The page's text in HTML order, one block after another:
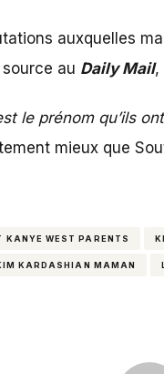
auxquelles
au Daily Mail,
le prénom qu’ils
mieux que
WEST PARENTS
KARDASHIAN MAMAN